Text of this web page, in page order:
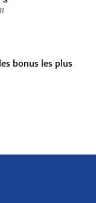
bonus les plus